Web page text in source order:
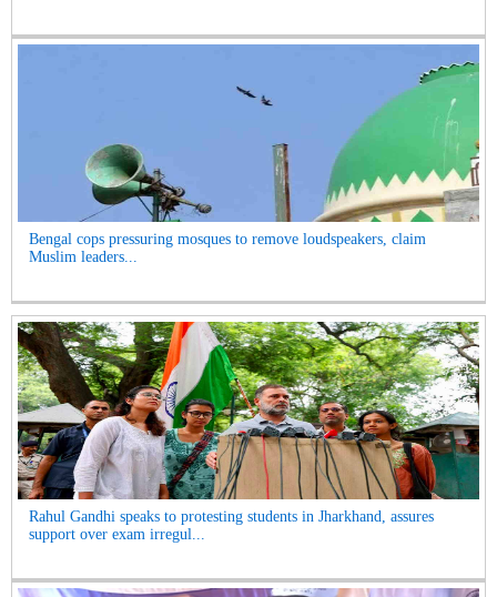
Bengal cops pressuring mosques to remove loudspeakers, claim
Muslim leaders...
Rahul Gandhi speaks to protesting students in Jharkhand, assures
support over exam irregul...